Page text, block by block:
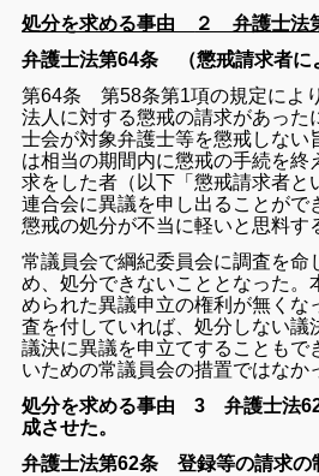
処分を求める事由
２ 弁護士法
弁護士法第64条 （懲戒請求者に
第64条 第58条第1項の規定によ
法人に対する懲戒の請求があった
士会が対象弁護士等を懲戒しない
は相当の期間内に懲戒の手続を終
求をした者（以下「懲戒請求者と
連合会に異議を申し出ることがで
懲戒の処分が不当に軽いと思料す
常議員会で綱紀委員会に調査を命
め、処分できないこととなった。
められた異議申立の権利が無くな
査を付していれば、処分しない議
議決に異議を申立てすることもで
いための常議員会の措置ではなか
処分を求める事由 3 弁護士法
成させた。
弁護士法第62条 登録等の請求